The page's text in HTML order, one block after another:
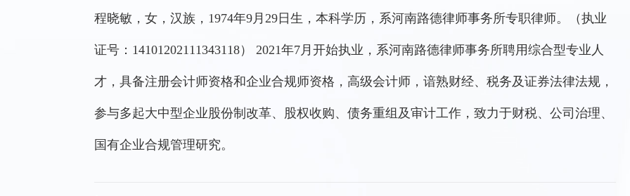
程晓敏，女，汉族，1974年9月29日生，本科学历，系河南路德律师事务所专职律师。（执业
证号：14101202111343118） 2021年7月开始执业，系河南路德律师事务所聘用综合型专业人
才，具备注册会计师资格和企业合规师资格，高级会计师，谙熟财经、税务及证券法律法规，
参与多起大中型企业股份制改革、股权收购、债务重组及审计工作，致力于财税、公司治理、
国有企业合规管理研究。